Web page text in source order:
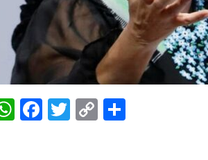
W F T C